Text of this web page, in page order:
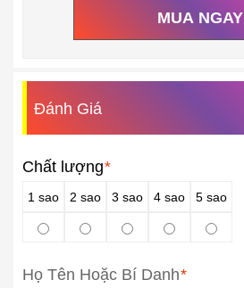
MUA NGAY
Đánh Giá
Chất lượng*
1 sao 2 sao 3 sao 4 sao 5 sao
*
Họ Tên Hoặc Bí Danh